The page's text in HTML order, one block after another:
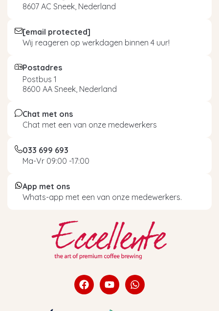
8607 AC Sneek, Nederland
[email protected]
Wij reageren op werkdagen binnen 4 uur!
Postadres
Postbus 1
8600 AA Sneek, Nederland
Chat met ons
Chat met een van onze medewerkers
033 699 693
Ma-Vr 09:00 -17:00
App met ons
Whats-app met een van onze medewerkers.